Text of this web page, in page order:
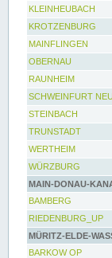
KLEINHEUBACH
KROTZENBURG
MAINFLINGEN
OBERNAU
RAUNHEIM
SCHWEINFURT
STEINBACH
TRUNSTADT
WERTHEIM
WÜRZBURG
MAIN-DONAU-
BAMBERG
RIEDENBURG_UP
MÜRITZ-ELDE-
BARKOW OP